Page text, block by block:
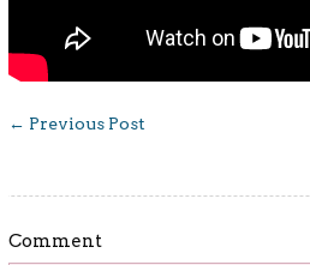
← Previous Post
Comment